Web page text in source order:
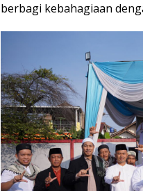
berbagi kebahagiaan